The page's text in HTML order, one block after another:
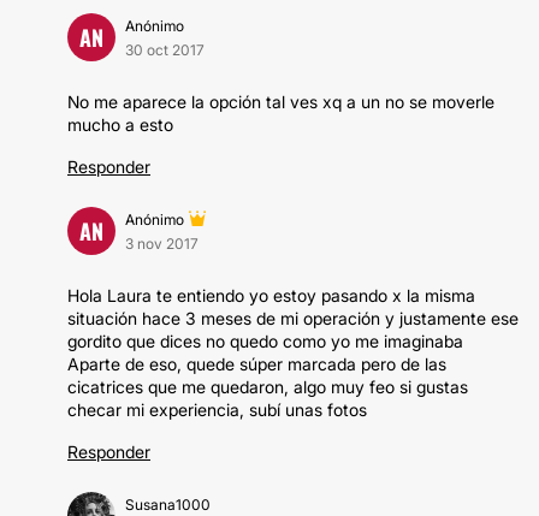
AN
Anónimo
30 oct 2017
No me aparece la opción tal ves xq a un no se moverle
mucho a esto
Responder
AN
Anónimo
3 nov 2017
Hola Laura te entiendo yo estoy pasando x la misma
situación hace 3 meses de mi operación y justamente ese
gordito que dices no quedo como yo me imaginaba
Aparte de eso, quede súper marcada pero de las
cicatrices que me quedaron, algo muy feo si gustas
checar mi experiencia, subí unas fotos
Responder
Susana1000